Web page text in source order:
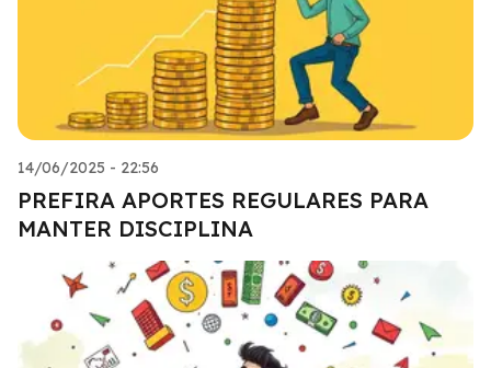
14/06/2025 - 22:56
PREFIRA APORTES REGULARES PARA
MANTER DISCIPLINA